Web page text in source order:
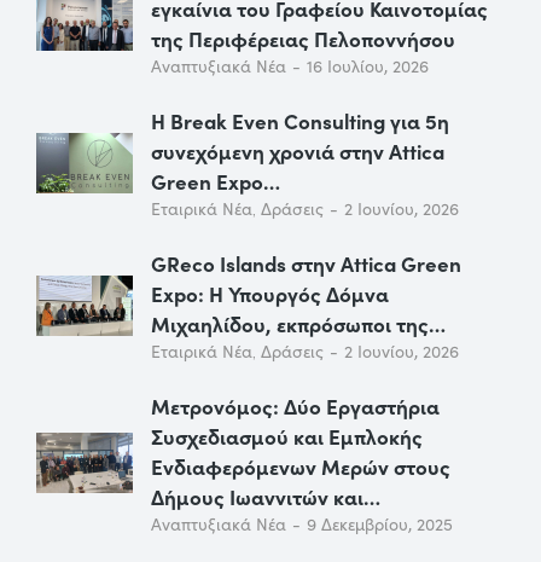
εγκαίνια του Γραφείου Καινοτομίας
της Περιφέρειας Πελοποννήσου
Αναπτυξιακά Νέα 16 Ιουλίου, 2026
Η Break Even Consulting για 5η
συνεχόμενη χρονιά στην Attica
Green Expo…
Εταιρικά Νέα, Δράσεις 2 Ιουνίου, 2026
GReco Islands στην Attica Green
Expo: Η Υπουργός Δόμνα
Μιχαηλίδου, εκπρόσωποι της…
Εταιρικά Νέα, Δράσεις 2 Ιουνίου, 2026
Μετρονόμος: Δύο Εργαστήρια
Συσχεδιασμού και Εμπλοκής
Ενδιαφερόμενων Μερών στους
Δήμους Ιωαννιτών και…
Αναπτυξιακά Νέα 9 Δεκεμβρίου, 2025